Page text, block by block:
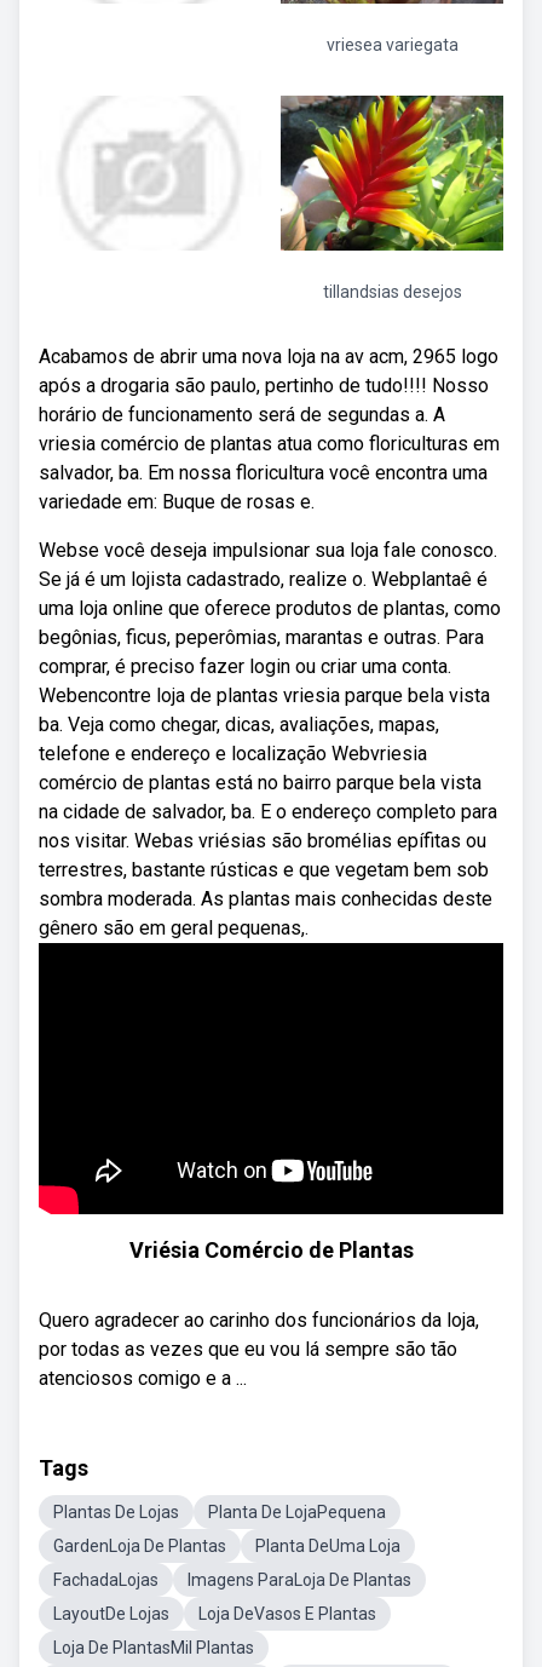
vriesea variegata
tillandsias desejos
Acabamos de abrir uma nova loja na av acm, 2965 logo
após a drogaria são paulo, pertinho de tudo!!!! Nosso
horário de funcionamento será de segundas a. A
vriesia comércio de plantas atua como floriculturas em
salvador, ba. Em nossa floricultura você encontra uma
variedade em: Buque de rosas e.
Webse você deseja impulsionar sua loja fale conosco.
Se já é um lojista cadastrado, realize o. Webplantaê é
uma loja online que oferece produtos de plantas, como
begônias, ficus, peperômias, marantas e outras. Para
comprar, é preciso fazer login ou criar uma conta.
Webencontre loja de plantas vriesia parque bela vista
ba. Veja como chegar, dicas, avaliações, mapas,
telefone e endereço e localização Webvriesia
comércio de plantas está no bairro parque bela vista
na cidade de salvador, ba. E o endereço completo para
nos visitar. Webas vriésias são bromélias epífitas ou
terrestres, bastante rústicas e que vegetam bem sob
sombra moderada. As plantas mais conhecidas deste
gênero são em geral pequenas,.
Vriésia Comércio de Plantas
Quero agradecer ao carinho dos funcionários da loja,
por todas as vezes que eu vou lá sempre são tão
atenciosos comigo e a ...
Tags
Plantas De Lojas
Planta De LojaPequena
GardenLoja De Plantas
Planta DeUma Loja
FachadaLojas
Imagens ParaLoja De Plantas
LayoutDe Lojas
Loja DeVasos E Plantas
Loja De PlantasMil Plantas